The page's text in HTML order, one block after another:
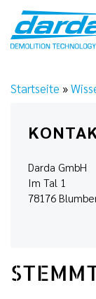
content
Startseite »
Darda GmbH
Im Tal 1
78176